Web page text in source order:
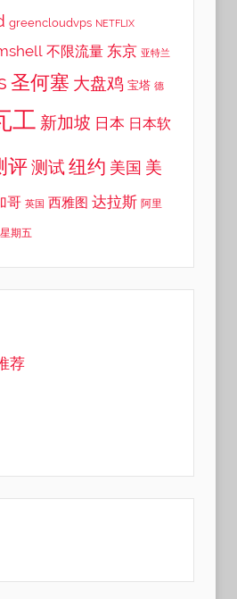
greencloudvps NETFLIX
不限流量 东京 亚特兰
圣何塞 大盘鸡 宝塔 德
工 新加坡 日本 日本软
评测试纽约 美国 美
哥 英国 西雅图 达拉斯 阿里
期五
荐